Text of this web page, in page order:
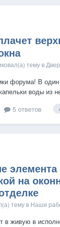
тему в
форума! В
воды из
откоса
были.
5 ответов
на
тему в Наши
в живую в